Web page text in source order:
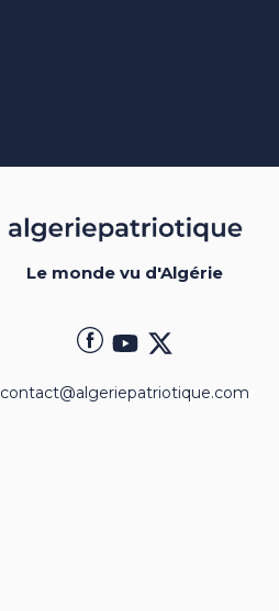
Le monde vu d'Algérie
contact@algeriepatriotique.com